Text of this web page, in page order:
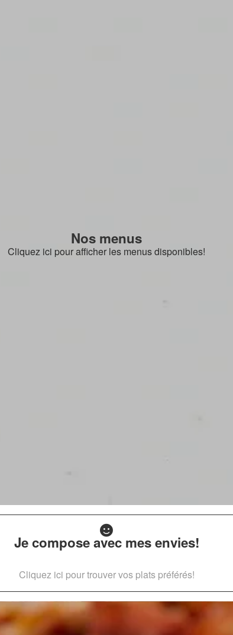
Nos menus
Cliquez ici pour afficher les menus disponibles!
Je compose avec mes envies!
Cliquez ici pour trouver vos plats préférés!